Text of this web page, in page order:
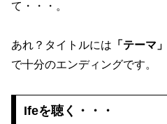
て・・・。
あれ？タイトルには 「テーマ」
で十分のエンディングです。
Ifeを聴く・・・